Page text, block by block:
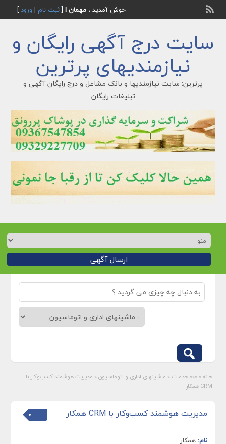
خوش آمدید ، مهمان ![ثبت نام | ورود]
سایت درج آگهی رایگان و
نیازمندیهای پرترین
پرترین: سایت نیازمندیها و بانک مشاغل و درج رایگان آگهی و
تبلیغات رایگان
ارسال آگهی
خانه » »»» خدمات » ماشینهای اداری و اتوماسیون » مدیریت هوشمند کسب‌وکار با
CRM همکار
مدیریت هوشمند کسب‌وکار با CRM همکار
نام: همکار